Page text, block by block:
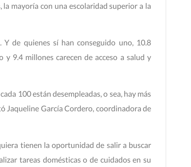
mayoría con una escolaridad superior a la
de quienes sí han conseguido uno, 10.8
9.4 millones carecen de acceso a salud y
100 están desempleadas, o sea, hay más
Jaqueline García Cordero, coordinadora de
tienen la oportunidad de salir a buscar
tareas domésticas o de cuidados en su